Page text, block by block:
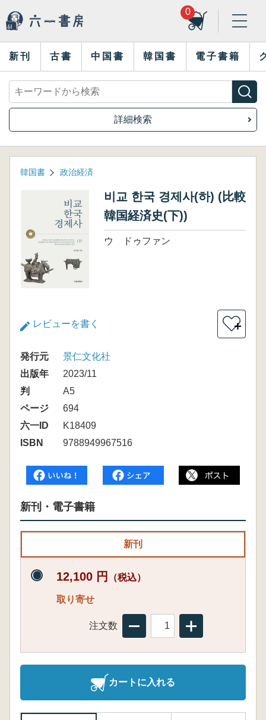
0
新刊 古書 中国書 韓国書 電子書籍
詳細検索
韓国書 政治経済
비교 한국 경제사(하) (比較
韓国経済史(下))
ウ ドゥファン
レビューを書く ＋
発行元
景仁文化社
出版年
2023/11
判
A5
ページ
694
六一ID
K18409
ISBN
9788949967516
新刊・電子書籍
新刊
12,100 円 （税込）
取り寄せ
注文数
カートに入れる